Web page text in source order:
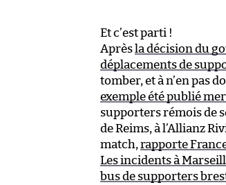
Et c’est parti !
Après la décision du
déplacements de
tomber, et à n’en pas
exemple été publié
supporters rémois de
de Reims, à l’Allianz
match, rapporte
Les incidents à
bus de supporters